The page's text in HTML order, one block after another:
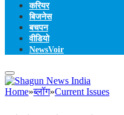
करियर
बिजनेस
बचपन
वीडियो
NewsVoir
Home»ब्लॉग»Current Issues